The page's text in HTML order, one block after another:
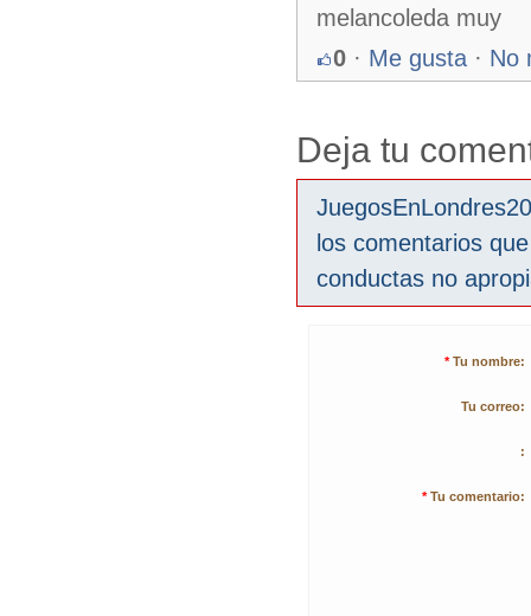
melancoleda muy
0 · Me gusta · No
Deja tu
los comentarios
conductas no
* Tu nombre:
Tu correo:
:
* Tu comentario: